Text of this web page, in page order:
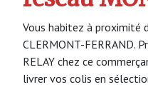
Vous habitez à proximité
CLERMONT-FERRAND.
RELAY chez ce
livrer vos colis en